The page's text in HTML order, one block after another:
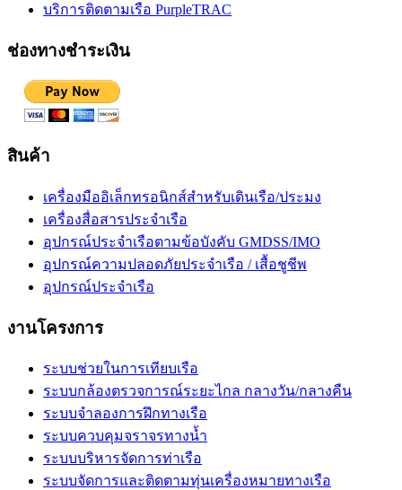
บริการติดตามเรือ PurpleTRAC
ช่องทางชำระเงิน
สินค้า
เครื่องมืออิเล็กทรอนิกส์สำหรับเดินเรือ/ประมง
เครื่องสื่อสารประจำเรือ
อุปกรณ์ประจำเรือตามข้อบังคับ GMDSS/IMO
อุปกรณ์ความปลอดภัยประจำเรือ / เสื้อชูชีพ
อุปกรณ์ประจำเรือ
งานโครงการ
ระบบช่วยในการเทียบเรือ
ระบบกล้องตรวจการณ์ระยะไกล กลางวัน/กลางคืน
ระบบจำลองการฝึกทางเรือ
ระบบควบคุมจราจรทางน้ำ
ระบบบริหารจัดการท่าเรือ
ระบบจัดการและติดตามทุ่นเครื่องหมายทางเรือ